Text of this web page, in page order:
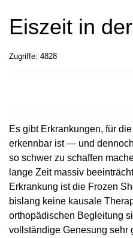
Eiszeit in
Zugriffe: 4828
Es gibt Erkrankungen, für
erkennbar ist — und
so schwer zu schaffen
lange Zeit massiv
Erkrankung ist die Frozen
bislang keine kausale
orthopädischen Begleitung
vollständige Genesung sehr